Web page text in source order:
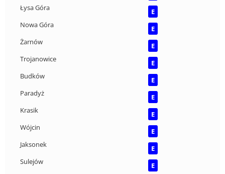
Łysa Góra
E
Nowa Góra
E
Żarnów
E
Trojanowice
E
Budków
E
Paradyż
E
Krasik
E
Wójcin
E
Jaksonek
E
Sulejów
E